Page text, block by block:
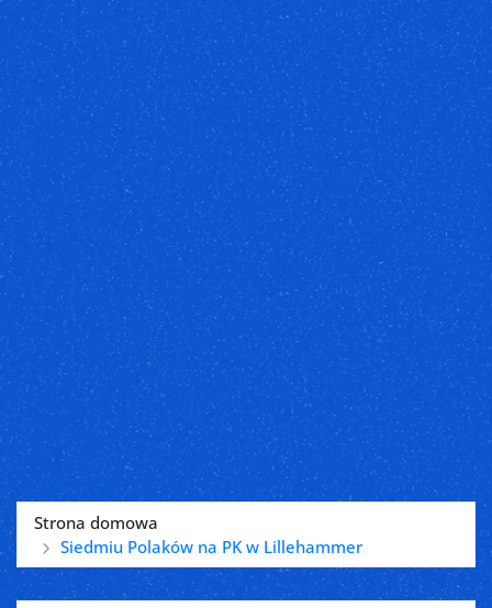
Strona domowa
Siedmiu Polaków na PK w Lillehammer